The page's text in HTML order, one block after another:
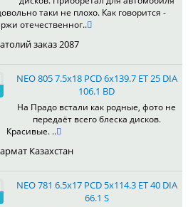
таки не плохо. Как говорится -
отечественног..
заказ 2087
NEO 805 7.5x18 PCD 6x139.7 ET 25 DIA
106.1 BD
На Прадо встали как родные, фото не
передаёт всего блеска дисков.
Красивые. ..
Казахстан
NEO 781 6.5x17 PCD 5x114.3 ET 40 DIA
66.1 S